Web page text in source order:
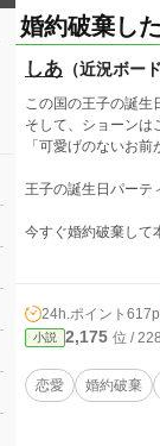
婚約破棄し
しあ （近況ボー
この国の王子の誕生
そして、ショーンは
「可愛げのないお
王子の誕生日パーテ
今すぐ婚約破棄して
24h.ポイント
小説 2,175 位 /
恋愛 婚約破棄